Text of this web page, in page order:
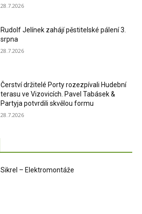
28.7.2026
Rudolf Jelínek zahájí pěstitelské pálení 3.
srpna
28.7.2026
Čerství držitelé Porty rozezpívali Hudební
terasu ve Vizovicích. Pavel Tabásek &
Partyja potvrdili skvělou formu
28.7.2026
Sikrel – Elektromontáže